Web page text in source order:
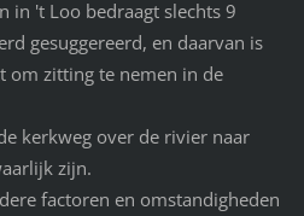
in 't Loo bedraagt slechts 9
gesuggereerd, en daarvan is
om zitting te nemen in de
kerkweg over de rivier naar
zijn.
factoren en omstandigheden